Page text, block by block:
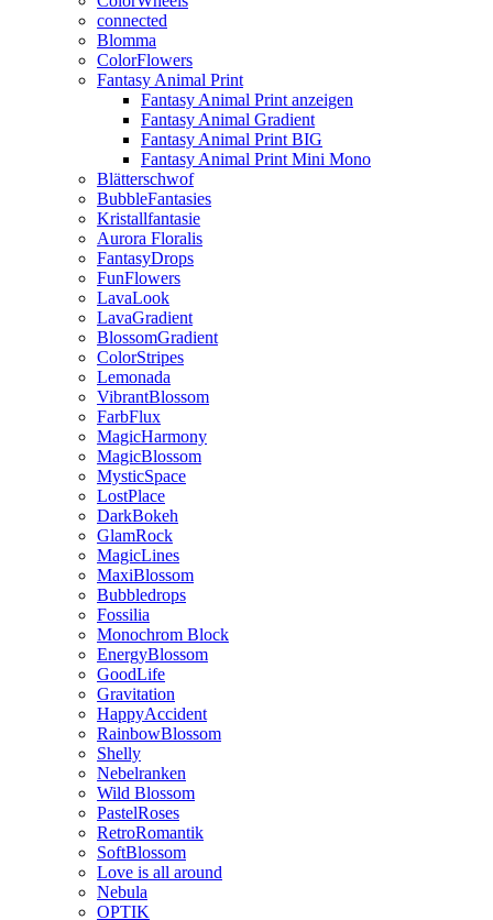
connected
Blomma
ColorFlowers
Fantasy Animal Print
Fantasy Animal Print anzeigen
Fantasy Animal Gradient
Fantasy Animal Print BIG
Fantasy Animal Print Mini Mono
Blätterschwof
BubbleFantasies
Kristallfantasie
Aurora Floralis
FantasyDrops
FunFlowers
LavaLook
LavaGradient
BlossomGradient
ColorStripes
Lemonada
VibrantBlossom
FarbFlux
MagicHarmony
MagicBlossom
MysticSpace
LostPlace
DarkBokeh
GlamRock
MagicLines
MaxiBlossom
Bubbledrops
Fossilia
Monochrom Block
EnergyBlossom
GoodLife
Gravitation
HappyAccident
RainbowBlossom
Shelly
Nebelranken
Wild Blossom
PastelRoses
RetroRomantik
SoftBlossom
Love is all around
Nebula
OPTIK